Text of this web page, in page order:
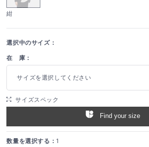
紺
選択中のサイズ：
在 庫：
サイズを選択してください
サイズスペック
Find your size
数量を選択する： 1